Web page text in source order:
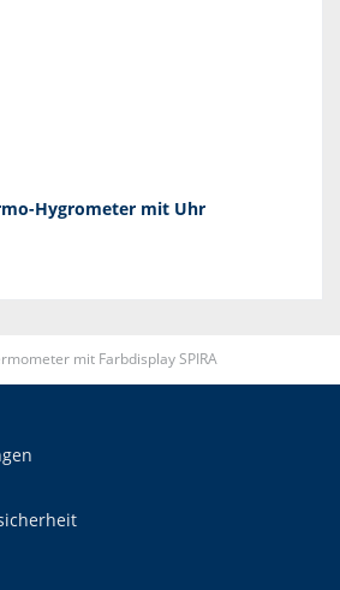
Hygrometer mit Uhr
mit Farbdisplay SPIRA